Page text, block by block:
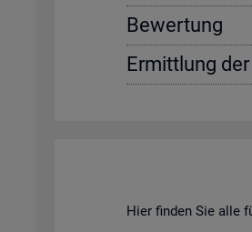
Be­wer­tung
Er­mitt­lung
Hier fin­den Sie alle